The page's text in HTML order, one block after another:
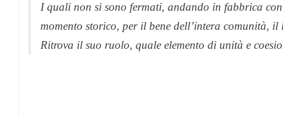
I quali non si sono fermati, andando in fabbrica
momento storico, per il bene dell’intera comunità,
Ritrova il suo ruolo, quale elemento di unità e